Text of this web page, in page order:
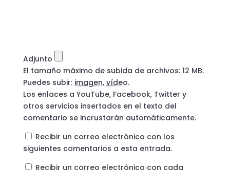
Adjunto
El tamaño máximo de subida de archivos: 12 MB.
Puedes subir:imagen, vídeo.
Los enlaces a YouTube, Facebook, Twitter y
otros servicios insertados en el texto del
comentario se incrustarán automáticamente.
Recibir un correo electrónico con los
siguientes comentarios a esta entrada.
Recibir un correo electrónico con cada